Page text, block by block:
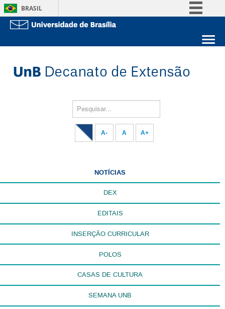
BRASIL
Acesso à informação
Estude na UnB
Pesquisar...
A- A A+
NOTÍCIAS
DEX
EDITAIS
INSERÇÃO CURRICULAR
POLOS
CASAS DE CULTURA
SEMANA UNB